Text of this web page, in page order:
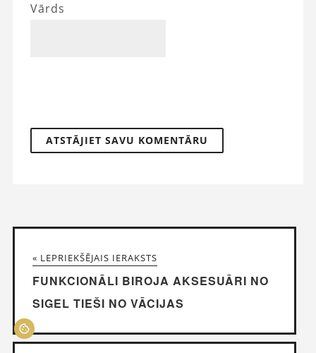
Vārds
« LEPRIEKŠĒJAIS IERAKSTS
FUNKCIONĀLI BIROJA AKSESUĀRI NO
SIGEL TIEŠI NO VĀCIJAS